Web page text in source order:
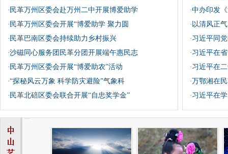
· 民革万州区委会赴万州二中开展博爱助学
· 民革万州区委会开展“博爱助学 聚力圆
· 民革巴南区委会持续助力乡村振兴
·沙磁同心服务团民革分团开展端午惠民志
· 民革万州区委会开展“博爱助农”活动
·“探秘风云万象 科学防灾避险”气象科
· 民革北碚区委会联合开展“自忠奖学金”
·中办印发
·以清风正
·习近平同
·习近平在
·习近平在
·万鄂湘在
·习近平在